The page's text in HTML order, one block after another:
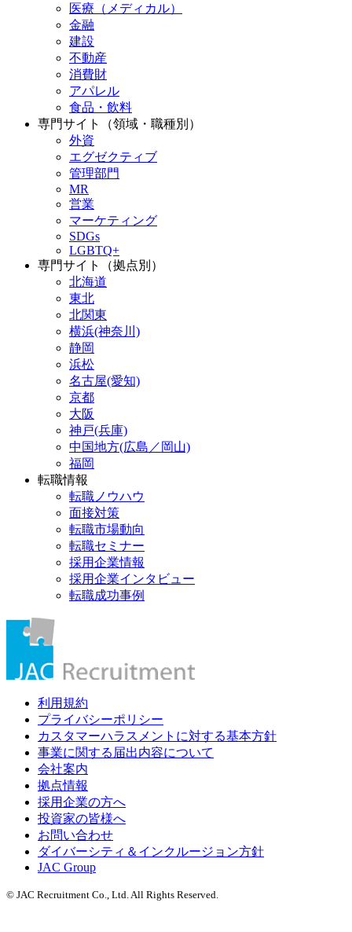
医療（メディカル）
金融
建設
不動産
消費財
アパレル
食品・飲料
専門サイト（領域・職種別）
外資
エグゼクティブ
管理部門
MR
営業
マーケティング
SDGs
LGBTQ+
専門サイト（拠点別）
北海道
東北
北関東
横浜(神奈川)
静岡
浜松
名古屋(愛知)
京都
大阪
神戸(兵庫)
中国地方(広島／岡山)
福岡
転職情報
転職ノウハウ
面接対策
転職市場動向
転職セミナー
採用企業情報
採用企業インタビュー
転職成功事例
利用規約
プライバシーポリシー
カスタマーハラスメントに対する基本方針
事業に関する届出内容について
会社案内
拠点情報
採用企業の方へ
投資家の皆様へ
お問い合わせ
ダイバーシティ＆インクルージョン方針
JAC Group
© JAC Recruitment Co., Ltd. All Rights Reserved.